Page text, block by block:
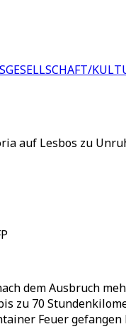
GESELLSCHAFT/
auf Lesbos zu
dem Ausbruch
zu 70
Feuer